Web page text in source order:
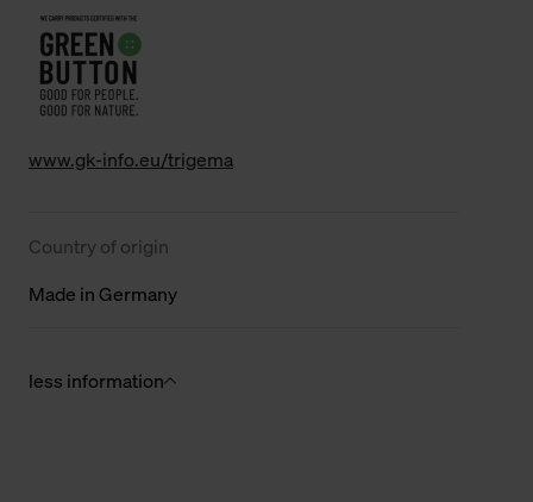
www.gk-info.eu/trigema
Country of origin
Made in Germany
less information